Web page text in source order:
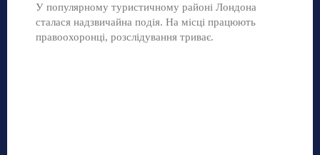
У популярному туристичному районі Лондона
сталася надзвичайна подія. На місці працюють
правоохоронці, розслідування триває.